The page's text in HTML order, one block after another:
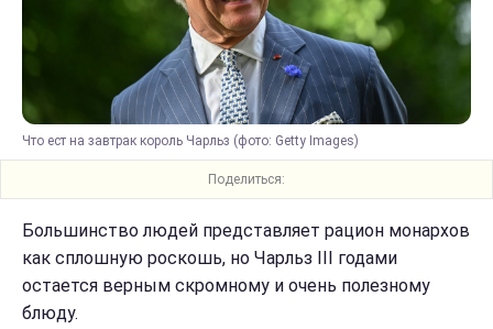
Что ест на завтрак король Чарльз (фото: Getty Images)
Поделиться:
Большинство людей представляет рацион монархов
как сплошную роскошь, но Чарльз III годами
остается верным скромному и очень полезному
блюду.